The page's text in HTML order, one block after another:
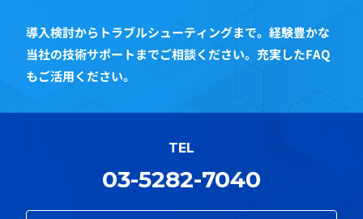
導入検討からトラブルシューティングまで。経験豊かな
当社の技術サポートまでご相談ください。充実したFAQ
もご活用ください。
TEL
03-5282-7040